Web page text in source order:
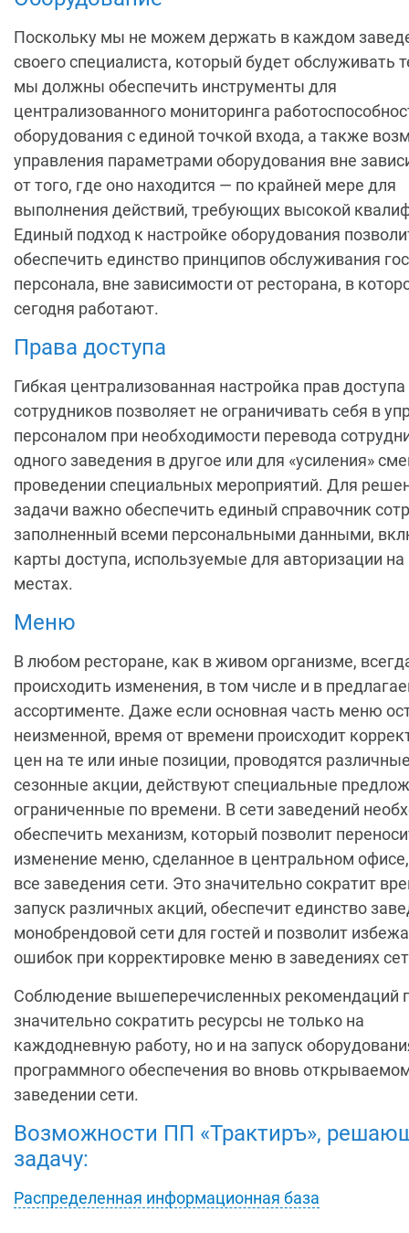
Поскольку мы не можем держать в каждом
своего специалиста, который будет обслуживать
мы должны обеспечить инструменты для
централизованного мониторинга
оборудования с единой точкой входа, а также
управления параметрами оборудования вне
от того, где оно находится — по крайней мере для
выполнения действий, требующих высокой
Единый подход к настройке оборудования
обеспечить единство принципов обслуживания
персонала, вне зависимости от ресторана, в
сегодня работают.
Права доступа
Гибкая централизованная настройка прав доступа
сотрудников позволяет не ограничивать себя в
персоналом при необходимости перевода
одного заведения в другое или для «усиления»
проведении специальных мероприятий. Для
задачи важно обеспечить единый справочник
заполненный всеми персональными данными,
карты доступа, используемые для авторизации на
местах.
Меню
В любом ресторане, как в живом организме,
происходить изменения, в том числе и в
ассортименте. Даже если основная часть меню
неизменной, время от времени происходит
цен на те или иные позиции, проводятся
сезонные акции, действуют специальные
ограниченные по времени. В сети заведений
обеспечить механизм, который позволит
изменение меню, сделанное в центральном офисе,
все заведения сети. Это значительно сократит
запуск различных акций, обеспечит единство
монобрендовой сети для гостей и позволит
ошибок при корректировке меню в заведениях
Соблюдение вышеперечисленных рекомендаций
значительно сократить ресурсы не только на
каждодневную работу, но и на запуск
программного обеспечения во вновь
заведении сети.
Возможности ПП «Трактиръ»,
задачу:
Распределенная информационная база